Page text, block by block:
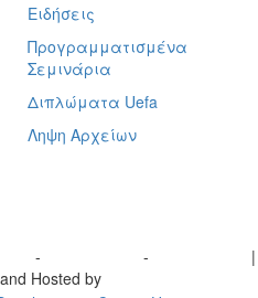
Ειδήσεις
Προγραμματισμένα
Σεμινάρια
Διπλώματα Uefa
Ληψη Αρχείων
- -
|
Hosted by